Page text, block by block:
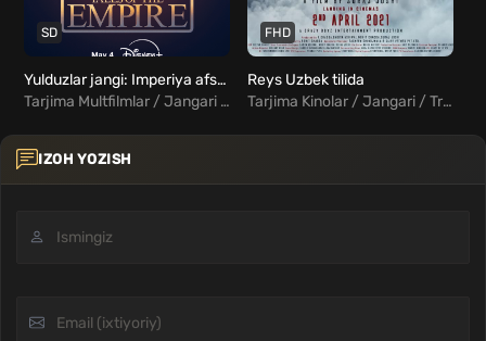
SD
Yulduzlar jangi: Imperiya afsonalari Uzbek Tilida
Tarjima Multfilmlar / Jangari / Drama / Qisqa Syujetli / Sarguzasht / Fantastika / Fentezi / Xorij Multfilmlar Uzbek Tilida
FHD
Reys Uzbek tilida
Tarjima Kinolar / Jangari / Triller / Hind Kinolar Uzbek Tilida
IZOH YOZISH